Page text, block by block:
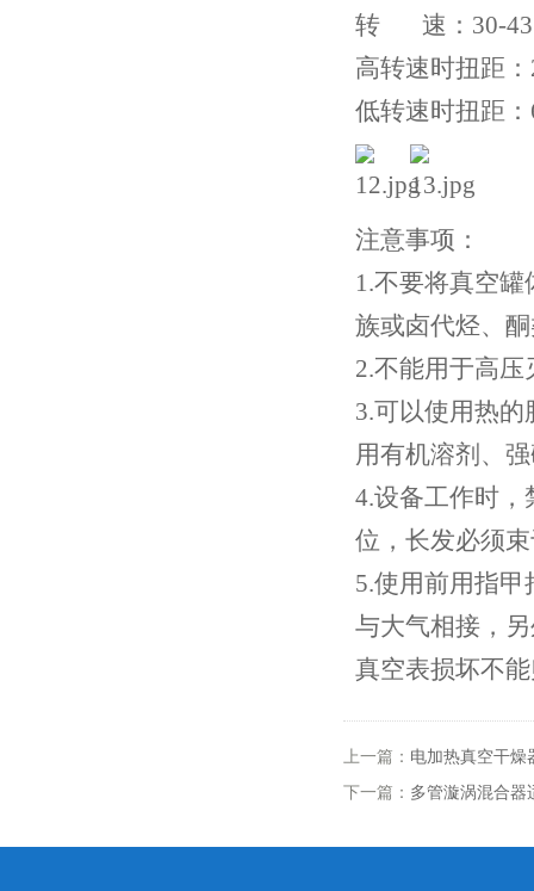
转 速：30-
高转速时扭距：
低转速时扭距：
注意事项：
1.不要将真空
族或卤代烃、
2.不能用于高压
3.可以使用热
用有机溶剂、
4.设备工作时
位，长发必须
5.使用前用指
与大气相接，
真空表损坏不
上一篇： 电加热真空干燥
下一篇： 多管漩涡混合器